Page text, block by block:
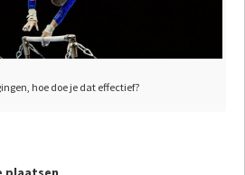
hoe doe je dat effectief?